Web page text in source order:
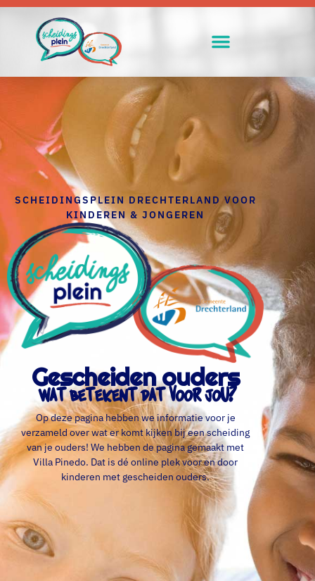
SCHEIDINGSPLEIN DRECHTERLAND VOOR
KINDEREN & JONGEREN
Gescheiden ouders
wat betekent dat voor jou?
Op deze pagina hebben we informatie voor je
verzameld over wat er komt kijken bij een scheiding
van je ouders! We hebben de pagina gemaakt met
Villa Pinedo. Dat is dé online plek voor en door
kinderen met gescheiden ouders.